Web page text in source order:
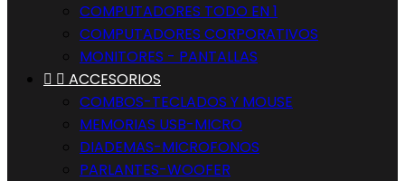
COMPUTADORES TODO EN 1
COMPUTADORES CORPORATIVOS
MONITORES - PANTALLAS
  ACCESORIOS
COMBOS-TECLADOS Y MOUSE
MEMORIAS USB-MICRO
DIADEMAS-MICROFONOS
PARLANTES-WOOFER